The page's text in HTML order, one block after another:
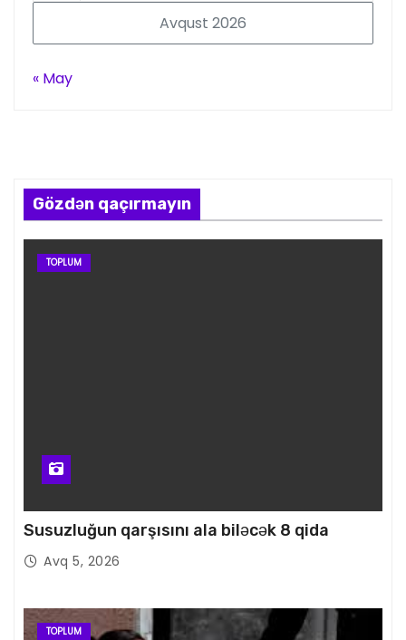
Avqust 2026
« May
Gözdən qaçırmayın
TOPLUM
Susuzluğun qarşısını ala biləcək 8 qida
Avq 5, 2026
TOPLUM